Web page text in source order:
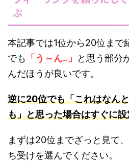
ぶ
本記事では1位から20位まで
でも 「う～ん..」
と思う部分
んだほうが良いです。
逆に20位でも「これはなん
も」と思った場合はすぐに
まずは20位までざっと見て
ち受けを選んでください。